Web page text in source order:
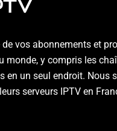
de vos abonnements et
monde, y compris les
en un seul endroit. Nous
serveurs IPTV en